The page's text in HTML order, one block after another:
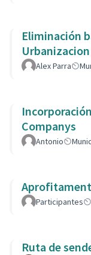
Eliminación
Alex Parra
Companys
Antonio
Participantes
Ruta de